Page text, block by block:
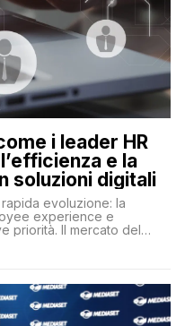
i leader HR
e la
soluzioni digitali
evoluzione: la
experience e
priorità. Il mercato del
con una lotta